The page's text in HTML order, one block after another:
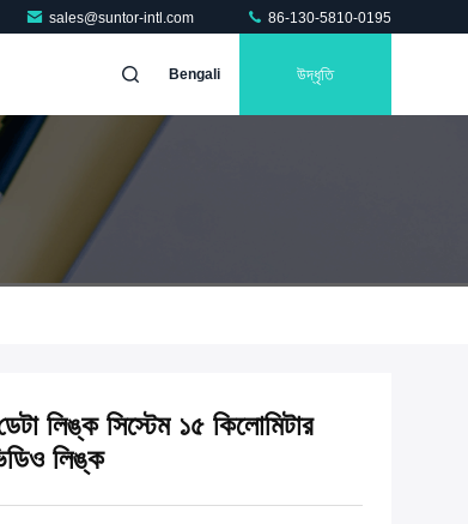
sales@suntor-intl.com 86-130-5810-0195
Bengali উদ্ধৃতি
লিঙ্ক সিস্টেম ১৫ কিলোমিটার
লিঙ্ক